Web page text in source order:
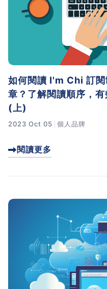
AI 職場應用｜上班族
習術
AI 職場應用｜
職場工作復盤術
職場思維與工作術｜
職場思維與工作術｜卡
軟體開發實務｜技術
如何閱讀 I'm Chi 訂
章？了解閱讀順序，
(上)
2023 Oct 05 個人品牌
閱讀更多